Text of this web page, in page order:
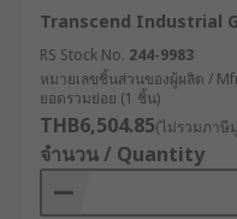
Transcend Industrial
RS Stock No. 244-9983
หมายเลขชิ้นส่วนของผู้ผลิต /
ยอดรวมย่อย (1 ชิ้น)
THB6,504.85(ไม่รวมภาษี
จำนวน / Quantity